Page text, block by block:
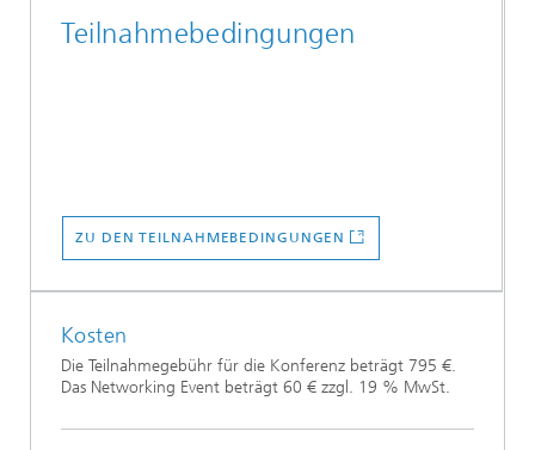
Teilnahmebedingungen
ZU DEN TEILNAHMEBEDINGUNGEN
Kosten
Die Teilnahmegebühr für die Konferenz beträgt 795 €.
Das Networking Event beträgt 60 € zzgl. 19 % MwSt.